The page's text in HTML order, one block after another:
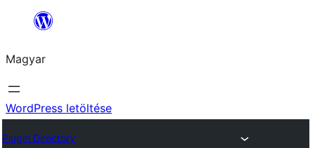
Ugrás
tartalomhoz
Magyar
WordPress letöltése
Plugin Directory